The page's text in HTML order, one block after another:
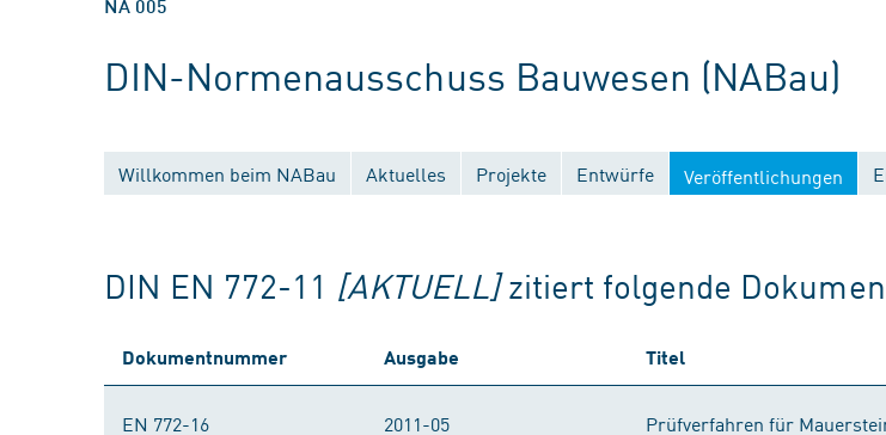
NA 005
DIN-Normenausschuss Bauwesen (NABau)
Willkommen beim NABau Aktuelles Projekte Entwürfe Veröffentlichungen
DIN EN 772-11 [AKTUELL] zitiert folgende
Dokumentnummer Ausgabe Titel
EN 772-16 2011-05 Prüfverfahren für